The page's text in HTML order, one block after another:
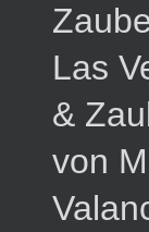
Las
&
von